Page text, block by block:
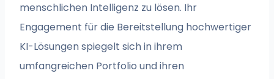
menschlichen Intelligenz zu lösen. Ihr
Engagement für die Bereitstellung hochwertiger
KI-Lösungen spiegelt sich in ihrem
umfangreichen Portfolio und ihren